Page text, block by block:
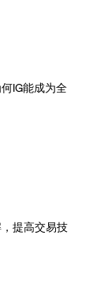
IG能成为全
提高交易技